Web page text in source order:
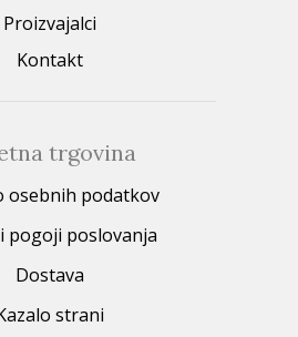
Proizvajalci
Kontakt
trgovina
osebnih podatkov
pogoji poslovanja
Dostava
strani